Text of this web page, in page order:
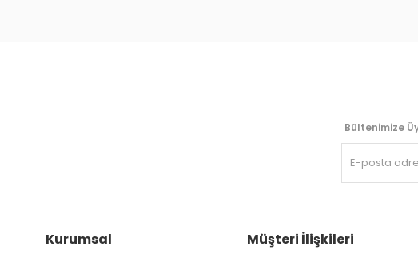
Bültenimize
Kurumsal Müşteri İlişkileri